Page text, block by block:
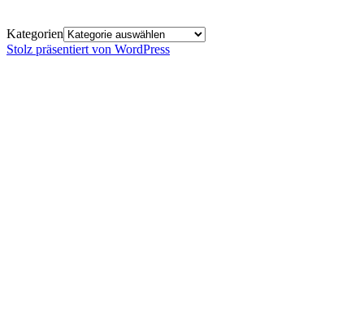
Kategorien
Stolz präsentiert von WordPress